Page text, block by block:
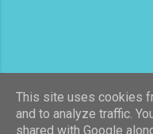
This site uses cookies
and to analyze traffic.
shared with Google